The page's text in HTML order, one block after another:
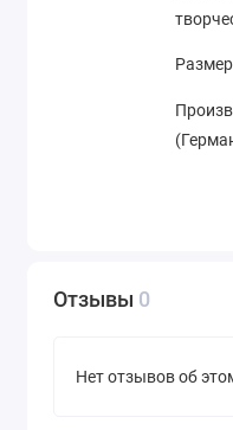
Отзывы 0
Нет отзывов об